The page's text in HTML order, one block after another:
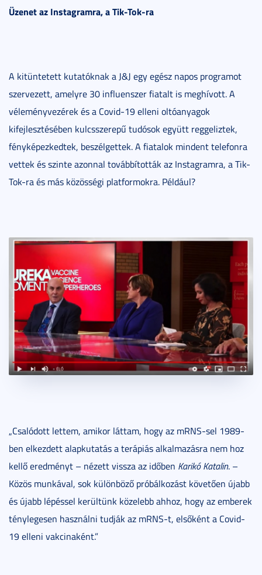
Üzenet az Instagramra, a Tik-Tok-ra
A kitüntetett kutatóknak a J&J egy egész napos programot
szervezett, amelyre 30 influenszer fiatalt is meghívott. A
véleményvezérek és a Covid-19 elleni oltóanyagok
kifejlesztésében kulcsszerepű tudósok együtt reggeliztek,
fényképezkedtek, beszélgettek. A fiatalok mindent telefonra
vettek és szinte azonnal továbbították az Instagramra, a Tik-
Tok-ra és más közösségi platformokra. Például?
„Csalódott lettem, amikor láttam, hogy az mRNS-sel 1989-
ben elkezdett alapkutatás a terápiás alkalmazásra nem hoz
kellő eredményt – nézett vissza az időben Karikó Katalin. –
Közös munkával, sok különböző próbálkozást követően újabb
és újabb lépéssel kerültünk közelebb ahhoz, hogy az emberek
ténylegesen használni tudják az mRNS-t, elsőként a Covid-
19 elleni vakcinaként.”